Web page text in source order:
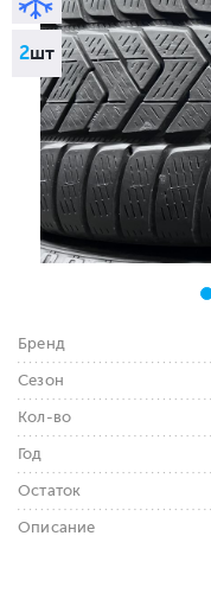
Все
2шт
Бренд
Сезон
Кол-во
Год
Остаток
Описание